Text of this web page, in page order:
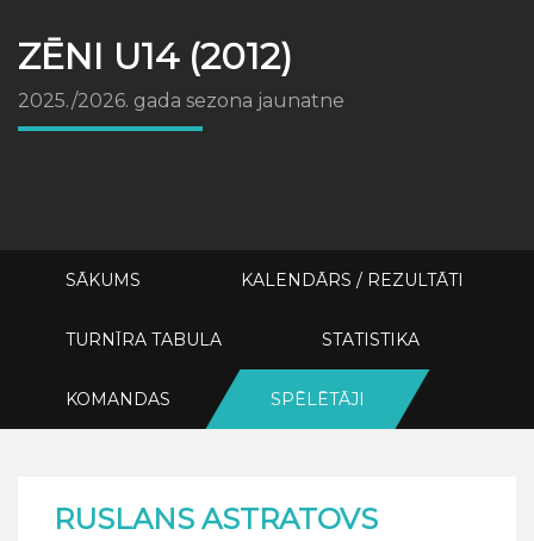
ZĒNI U14 (2012)
2025./2026. gada sezona jaunatne
SĀKUMS KALENDĀRS / REZULTĀTI
TURNĪRA TABULA STATISTIKA
KOMANDAS SPĒLĒTĀJI
RUSLANS ASTRATOVS